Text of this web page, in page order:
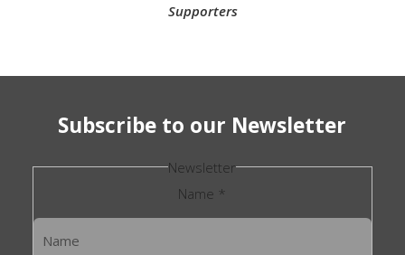
Supporters
Subscribe to our Newsletter
Newsletter
Name *